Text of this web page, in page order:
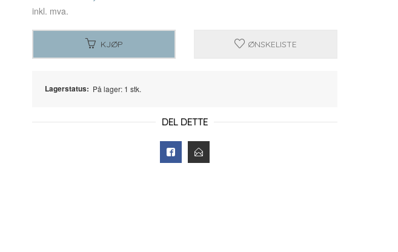
inkl. mva.
KJØP ØNSKELISTE
Lagerstatus: På lager: 1 stk.
DEL DETTE